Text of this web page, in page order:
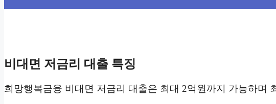
비대면 저금리 대출 특징
희망행복금융 비대면 저금리 대출은 최대 2억원까지 가능하며